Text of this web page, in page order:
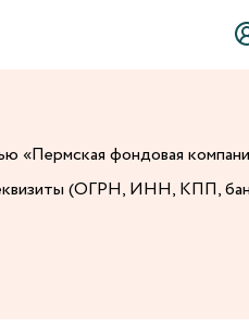
«Пермская фондовая
(ОГРН, ИНН, КПП,